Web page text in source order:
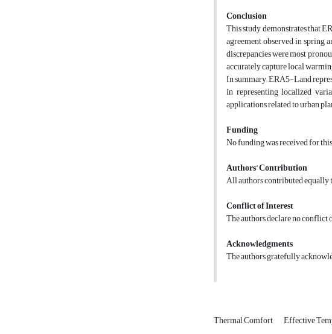
Conclusion
This study demonstrates that
agreement observed in spring
discrepancies were most
accurately capture local
In summary, ERA5-Land
in representing localized
applications related to urban
Funding
No funding was received for
Authors’ Contribution
All authors contributed equally
Conflict of Interest
The authors declare no conflict
Acknowledgments
The authors gratefully
Thermal Comfort Effective